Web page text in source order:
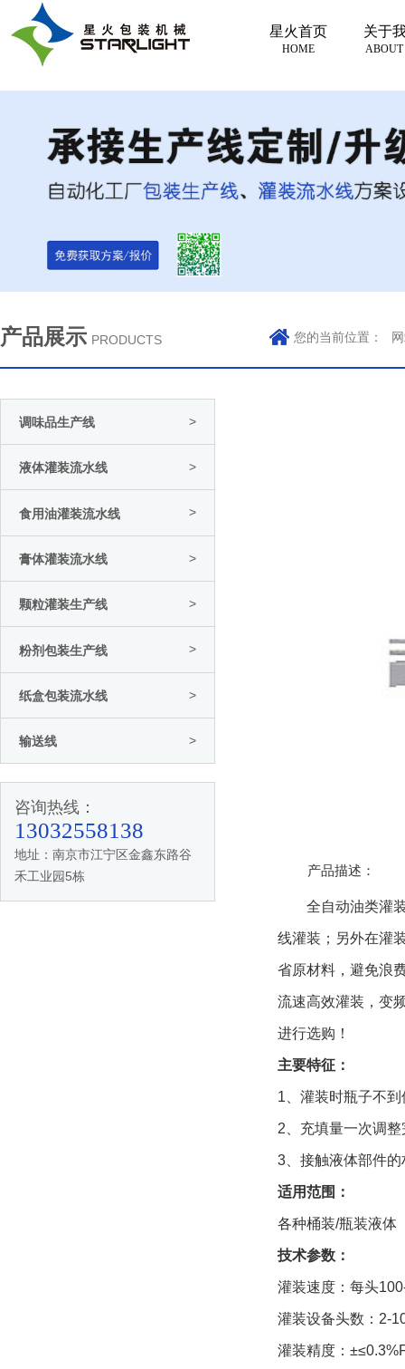
星火首页
HOME
关于
ABOUT
产品展示 PRODUCTS 您的当前位置：
调味品生产线 >
液体灌装流水线 >
食用油灌装流水线 >
膏体灌装流水线 >
颗粒灌装生产线 >
粉剂包装生产线 >
纸盒包装流水线 >
输送线 >
咨询热线：
13032558138
地址：南京市江宁区金鑫东路谷
禾工业园5栋
产品描述：
全自动油类灌装
线灌装；另外在灌
省原材料，避免浪
流速高效灌装，变
进行选购！
主要特征：
1、灌装时瓶子不
2、充填量一次调
3、接触液体部件
适用范围：
各种桶装/瓶装液体
技术参数：
灌装速度：每头
灌装设备头数：2-
灌装精度：